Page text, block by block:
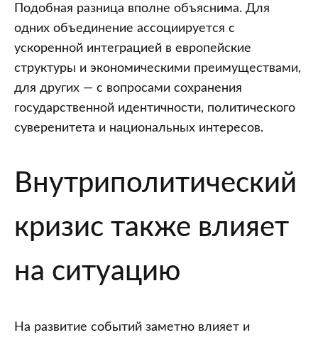
Подобная разница вполне объяснима. Для
одних объединение ассоциируется с
ускоренной интеграцией в европейские
структуры и экономическими преимуществами,
для других — с вопросами сохранения
государственной идентичности, политического
суверенитета и национальных интересов.
Внутриполитический
кризис также влияет
на ситуацию
На развитие событий заметно влияет и